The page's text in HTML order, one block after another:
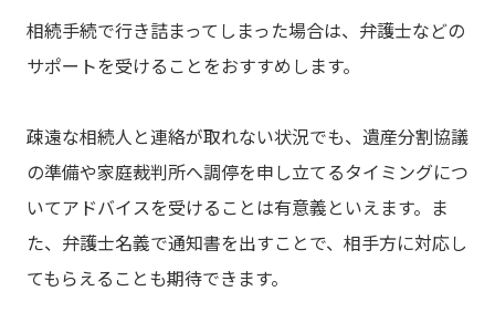
相続手続で行き詰まってしまった場合は、弁護士などの
サポートを受けることをおすすめします。
疎遠な相続人と連絡が取れない状況でも、遺産分割協議
の準備や家庭裁判所へ調停を申し立てるタイミングにつ
いてアドバイスを受けることは有意義といえます。ま
た、弁護士名義で通知書を出すことで、相手方に対応し
てもらえることも期待できます。